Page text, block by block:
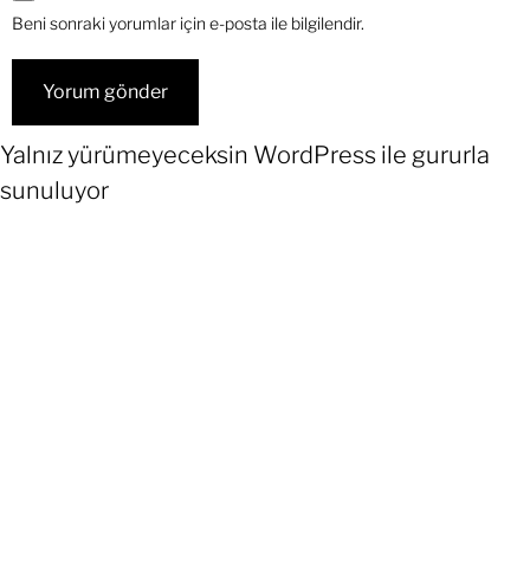
Beni sonraki yorumlar için e-posta ile bilgilendir.
Yalnız yürümeyeceksin WordPress ile gururla
sunuluyor